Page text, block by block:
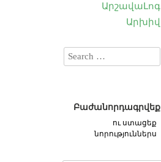
ԱրշավաԼոգ
Արխիվ
Բաժանորդագրվեք
ու ստացեք
նորություններս